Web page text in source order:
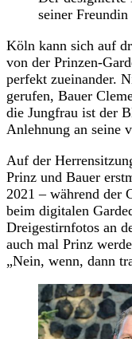
seiner
Köln kann sich auf
von der Prinzen-
perfekt zueinander.
gerufen, Bauer
die Jungfrau ist der
Anlehnung an seine
Auf der
Prinz und Bauer
2021 – während der
beim digitalen
Dreigestirnfotos an
auch mal Prinz
„Nein, wenn, dann